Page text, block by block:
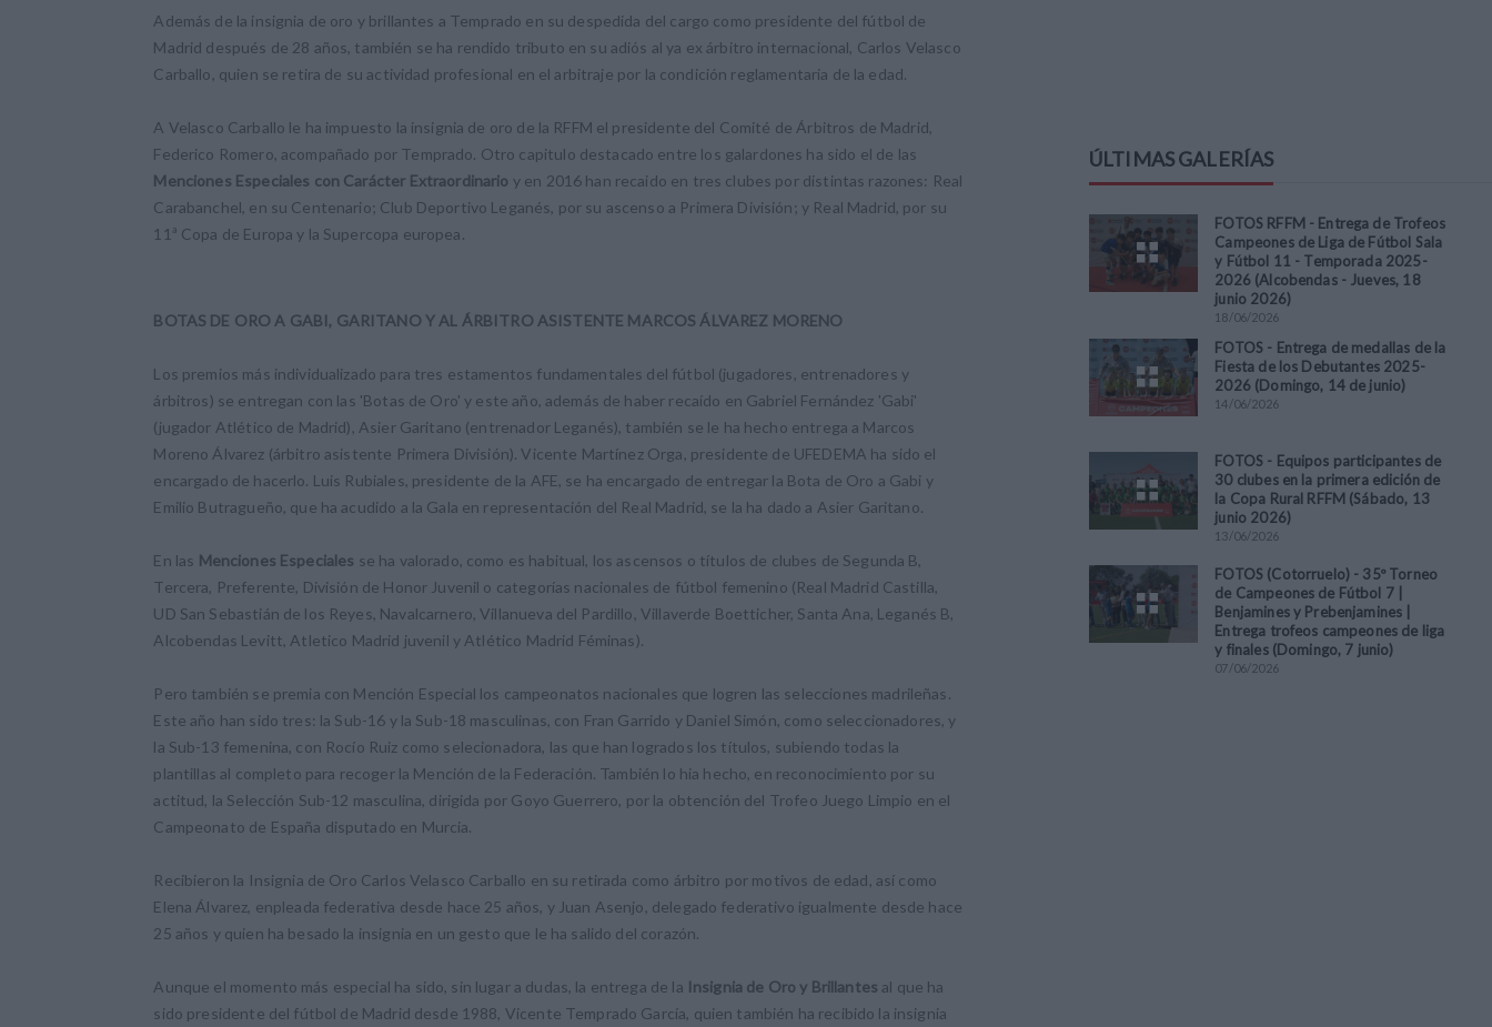
Además de la insignia de oro y brillantes a Temprado en su despedida del cargo como presidente del fútbol de
Madrid después de 28 años, también se ha rendido tributo en su adiós al ya ex árbitro internacional, Carlos Velasco
Carballo, quien se retira de su actividad profesional en el arbitraje por la condición reglamentaria de la edad.
A Velasco Carballo le ha impuesto la insignia de oro de la RFFM el presidente del Comité de Árbitros de Madrid,
Federico Romero, acompañado por Temprado. Otro capitulo destacado entre los galardones ha sido el de las
Menciones Especiales con Carácter Extraordinario y en 2016 han recaido en tres clubes por distintas razones: Real
Carabanchel, en su Centenario; Club Deportivo Leganés, por su ascenso a Primera División; y Real Madrid, por su
11ª Copa de Europa y la Supercopa europea.
BOTAS DE ORO A GABI, GARITANO Y AL ÁRBITRO ASISTENTE MARCOS ÁLVAREZ MORENO
Los premios más individualizado para tres estamentos fundamentales del fútbol (jugadores, entrenadores y
árbitros) se entregan con las 'Botas de Oro' y este año, además de haber recaído en Gabriel Fernández 'Gabi'
(jugador Atlético de Madrid), Asier Garitano (entrenador Leganés), también se le ha hecho entrega a Marcos
Moreno Álvarez (árbitro asistente Primera División). Vicente Martínez Orga, presidente de UFEDEMA ha sido el
encargado de hacerlo. Luis Rubiales, presidente de la AFE, se ha encargado de entregar la Bota de Oro a Gabi y
Emilio Butragueño, que ha acudido a la Gala en representación del Real Madrid, se la ha dado a Asier Garitano.
En las Menciones Especiales se ha valorado, como es habitual, los ascensos o títulos de clubes de Segunda B,
Tercera, Preferente, División de Honor Juvenil o categorías nacionales de fútbol femenino (Real Madrid Castilla,
UD San Sebastián de los Reyes, Navalcarnero, Villanueva del Pardillo, Villaverde Boetticher, Santa Ana, Leganés B,
Alcobendas Levitt, Atletico Madrid juvenil y Atlético Madrid Féminas).
Pero también se premia con Mención Especial los campeonatos nacionales que logren las selecciones madrileñas.
Este año han sido tres: la Sub-16 y la Sub-18 masculinas, con Fran Garrido y Daniel Simón, como seleccionadores, y
la Sub-13 femenina, con Rocío Ruiz como selecionadora, las que han logrados los títulos, subiendo todas la
plantillas al completo para recoger la Mención de la Federación. También lo hia hecho, en reconocimiento por su
actitud, la Selección Sub-12 masculina, dirigida por Goyo Guerrero, por la obtención del Trofeo Juego Limpio en el
Campeonato de España disputado en Murcia.
Recibieron la Insignia de Oro Carlos Velasco Carballo en su retirada como árbitro por motivos de edad, así como
Elena Álvarez, enpleada federativa desde hace 25 años, y Juan Asenjo, delegado federativo igualmente desde hace
25 años y quien ha besado la insignia en un gesto que le ha salido del corazón.
Aunque el momento más especial ha sido, sin lugar a dudas, la entrega de la Insignia de Oro y Brillantes al que ha
sido presidente del fútbol de Madrid desde 1988, Vicente Temprado García, quien también ha recibido la insignia
ÚLTIMAS GALERÍAS
FOTOS RFFM - Entrega de Trofeos
Campeones de Liga de Fútbol Sala
y Fútbol 11 - Temporada 2025-
2026 (Alcobendas - Jueves, 18
junio 2026)
18/06/2026
FOTOS - Entrega de medallas de la
Fiesta de los Debutantes 2025-
2026 (Domingo, 14 de junio)
14/06/2026
FOTOS - Equipos participantes de
30 clubes en la primera edición de
la Copa Rural RFFM (Sábado, 13
junio 2026)
13/06/2026
FOTOS (Cotorruelo) - 35º Torneo
de Campeones de Fútbol 7 |
Benjamines y Prebenjamines |
Entrega trofeos campeones de liga
y finales (Domingo, 7 junio)
07/06/2026